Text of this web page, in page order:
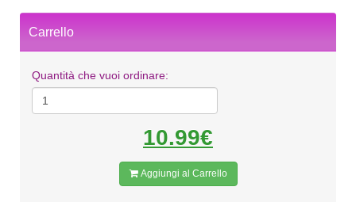
Carrello
Quantità che vuoi ordinare:
10.99€
Aggiungi al Carrello